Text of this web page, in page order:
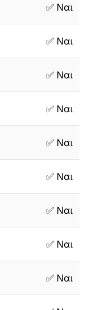
✅ Ναι
✅ Ναι
✅ Ναι
✅ Ναι
✅ Ναι
✅ Ναι
✅ Ναι
✅ Ναι
✅ Ναι